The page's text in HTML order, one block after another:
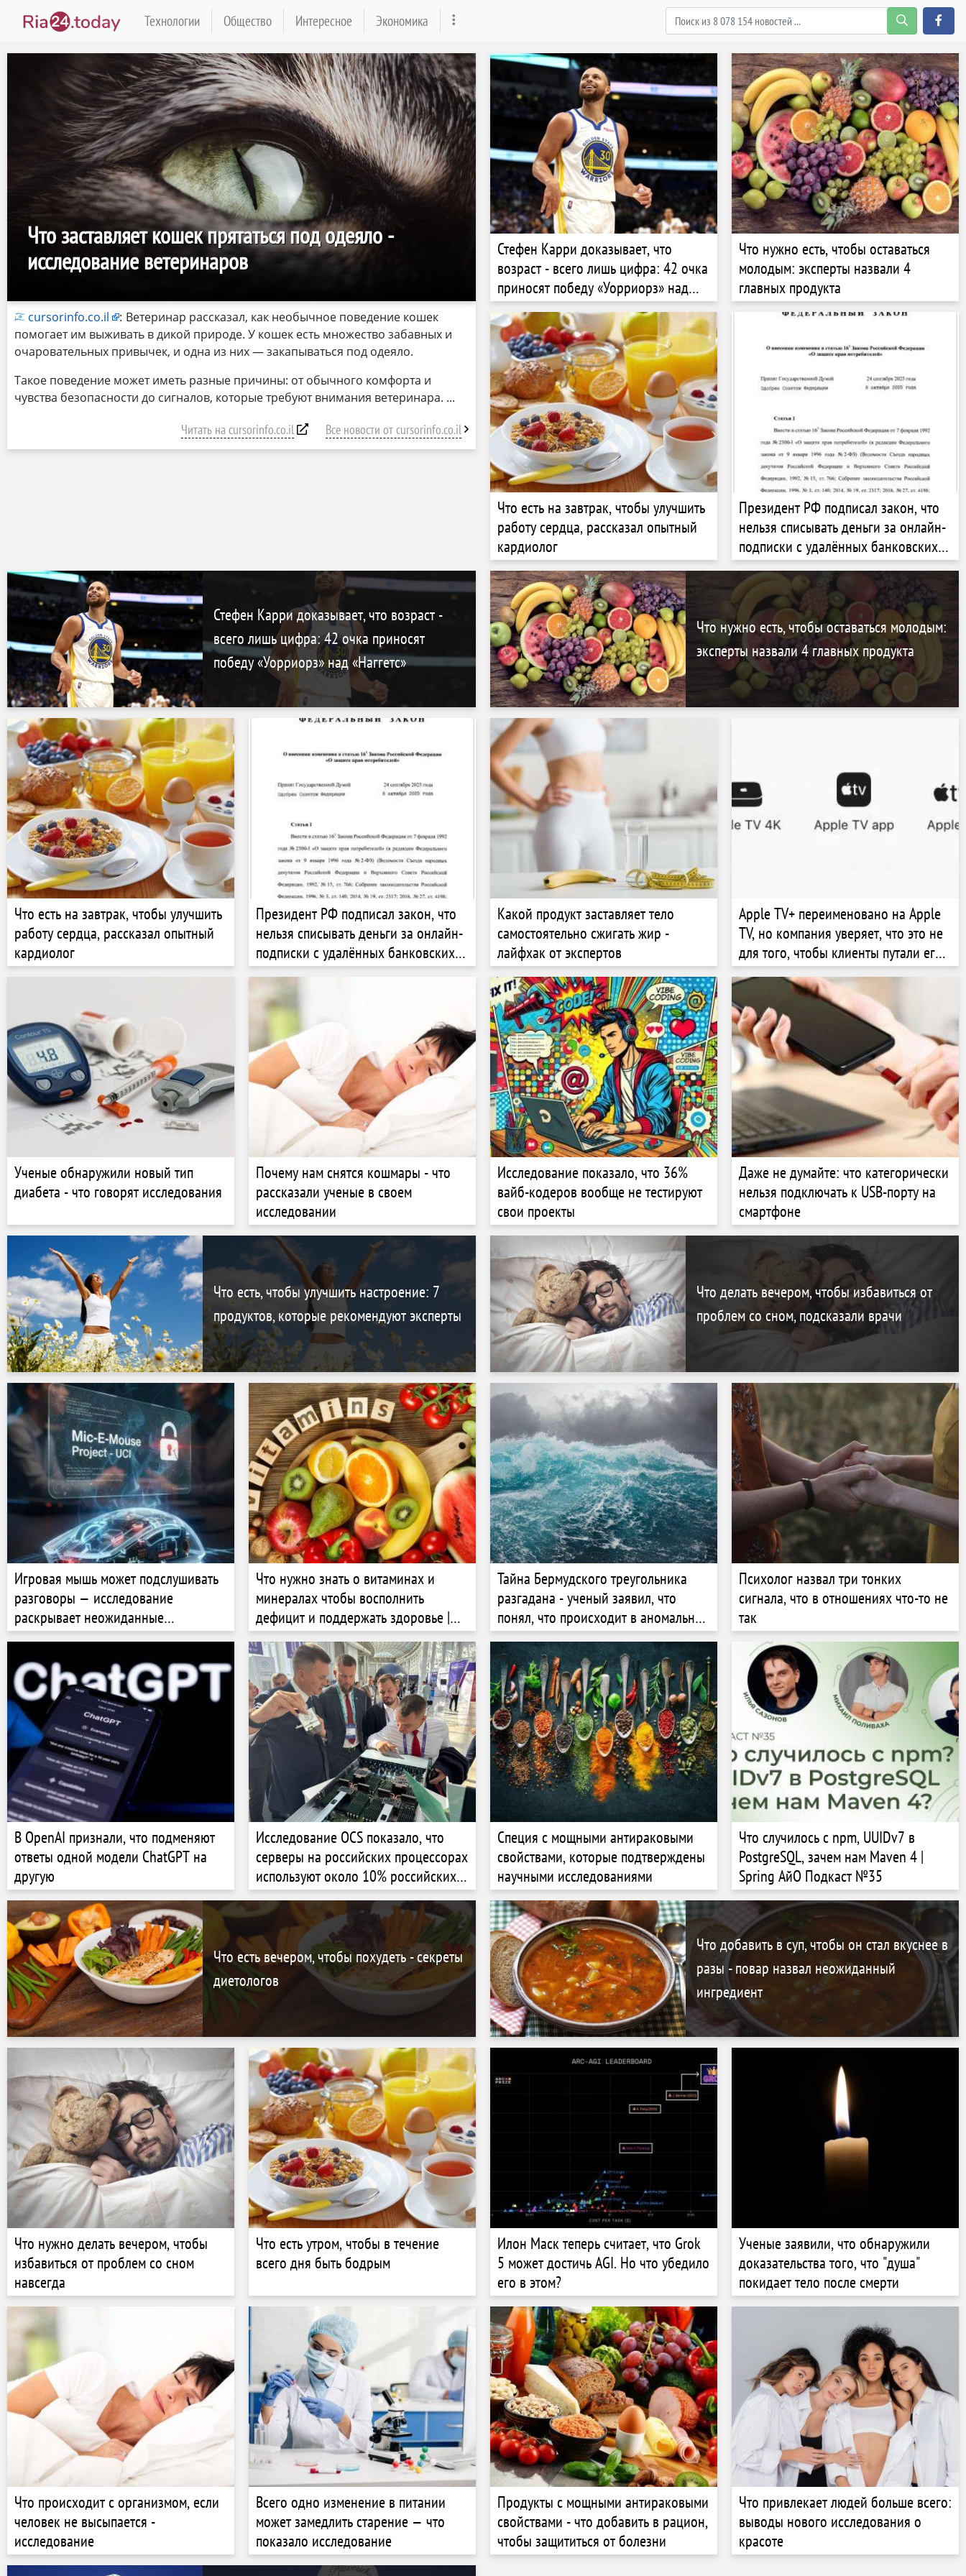
Технологии Общество Интересное Экономика
Что заставляет кошек прятаться под одеяло -
исследование ветеринаров
cursorinfo.co.il : Ветеринар рассказал, как необычное поведение кошек
помогает им выживать в дикой природе. У кошек есть множество забавных и
очаровательных привычек, и одна из них — закапываться под одеяло.
Такое поведение может иметь разные причины: от обычного комфорта и
чувства безопасности до сигналов, которые требуют внимания ветеринара.
Читать на cursorinfo.co.il Все новости от cursorinfo.co.il
Стефен Карри доказывает, что
возраст - всего лишь цифра: 42 очка
приносят победу «Уорриорз» над
«Наггетс»
Что нужно есть, чтобы оставаться
молодым: эксперты назвали 4
главных продукта
Что есть на завтрак, чтобы улучшить
работу сердца, рассказал опытный
кардиолог
Президент РФ подписал закон, что
нельзя списывать деньги за онлайн-
подписки с удалённых банковских
карт
Стефен Карри доказывает, что возраст -
всего лишь цифра: 42 очка приносят
победу «Уорриорз» над «Наггетс»
Что нужно есть, чтобы оставаться молодым:
эксперты назвали 4 главных продукта
Что есть на завтрак, чтобы улучшить
работу сердца, рассказал опытный
кардиолог
Президент РФ подписал закон, что
нельзя списывать деньги за онлайн-
подписки с удалённых банковских
карт
Какой продукт заставляет тело
самостоятельно сжигать жир -
лайфхак от экспертов
Apple TV+ переименовано на Apple
TV, но компания уверяет, что это не
для того, чтобы клиенты путали его с
приставкой Apple TV
Ученые обнаружили новый тип
диабета - что говорят исследования
Почему нам снятся кошмары - что
рассказали ученые в своем
исследовании
Исследование показало, что 36%
вайб-кодеров вообще не тестируют
свои проекты
Даже не думайте: что категорически
нельзя подключать к USB-порту на
смартфоне
Что есть, чтобы улучшить настроение: 7
продуктов, которые рекомендуют эксперты
Что делать вечером, чтобы избавиться от
проблем со сном, подсказали врачи
Игровая мышь может подслушивать
разговоры — исследование
раскрывает неожиданные
уязвимости
Что нужно знать о витаминах и
минералах чтобы восполнить
дефицит и поддержать здоровье |
ФОКУС ВНИМАНИЯ
Тайна Бермудского треугольника
разгадана - ученый заявил, что
понял, что происходит в аномальной
зоне
Психолог назвал три тонких
сигнала, что в отношениях что-то не
так
В OpenAI признали, что подменяют
ответы одной модели ChatGPT на
другую
Исследование OCS показало, что
серверы на российских процессорах
используют около 10% российских
предприятий
Специя с мощными антираковыми
свойствами, которые подтверждены
научными исследованиями
Что случилось с npm, UUIDv7 в
PostgreSQL, зачем нам Maven 4 |
Spring АйО Подкаст №35
Что есть вечером, чтобы похудеть - секреты
диетологов
Что добавить в суп, чтобы он стал вкуснее в
разы - повар назвал неожиданный
ингредиент
Что нужно делать вечером, чтобы
избавиться от проблем со сном
навсегда
Что есть утром, чтобы в течение
всего дня быть бодрым
Илон Маск теперь считает, что Grok
5 может достичь AGI. Но что убедило
его в этом?
Ученые заявили, что обнаружили
доказательства того, что "душа"
покидает тело после смерти
Что происходит с организмом, если
человек не высыпается -
исследование
Всего одно изменение в питании
может замедлить старение — что
показало исследование
Продукты с мощными антираковыми
свойствами - что добавить в рацион,
чтобы защититься от болезни
Что привлекает людей больше всего:
выводы нового исследования о
красоте